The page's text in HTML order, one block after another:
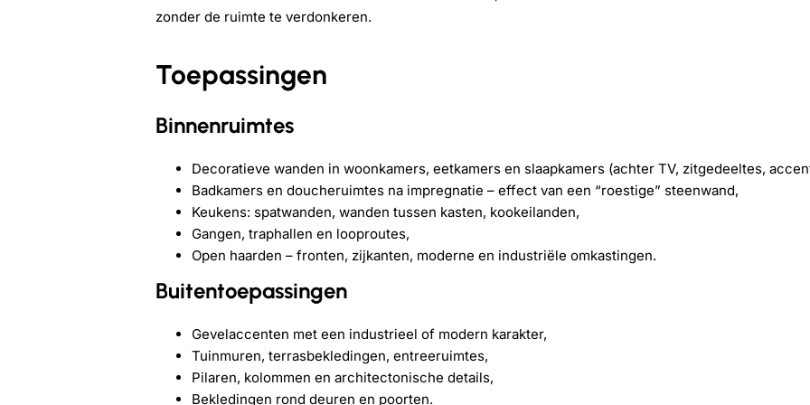
zonder de ruimte te verdonkeren.
Toepassingen
Binnenruimtes
Decoratieve wanden in woonkamers, eetkamers en slaapkamers (achter TV, zitgedeeltes,
Badkamers en doucheruimtes na impregnatie – effect van een “roestige” steenwand,
Keukens: spatwanden, wanden tussen kasten, kookeilanden,
Gangen, traphallen en looproutes,
Open haarden – fronten, zijkanten, moderne en industriële omkastingen.
Buitentoepassingen
Gevelaccenten met een industrieel of modern karakter,
Tuinmuren, terrasbekledingen, entreeruimtes,
Pilaren, kolommen en architectonische details,
Bekledingen rond deuren en poorten.